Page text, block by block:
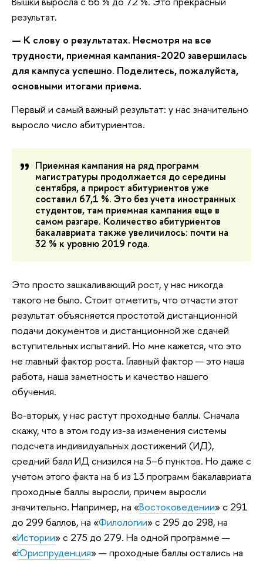
результат.
— К слову о результатах. Несмотря на все
трудности, приемная кампания-2020 завершилась
для кампуса успешно. Поделитесь, пожалуйста,
основными итогами приема.
Первый и самый важный результат: у нас значительно
выросло число абитуриентов.
Приемная кампания на ряд программ
магистратуры продолжается до середины
сентября, а прирост абитуриентов уже
составил 67,1 %. Это без учета иностранных
студентов, там приемная кампания еще в
самом разгаре. Количество абитуриентов
бакалавриата также увеличилось: почти на
32 % к уровню 2019 года.
Это просто зашкаливающий рост, у нас никогда
такого не было. Стоит отметить, что отчасти этот
результат объясняется простотой дистанционной
подачи документов и дистанционной же сдачей
вступительных испытаний. Но мне кажется, что это
не главный фактор роста. Главный фактор — это наша
работа, наша заметность и качество нашего
обучения.
Во-вторых, у нас растут проходные баллы. Сначала
скажу, что в этом году из-за изменения системы
подсчета индивидуальных достижений (ИД),
средний балл ИД снизился на 5–6 пунктов. Но даже с
учетом этого факта на 6 из 13 программ бакалавриата
проходные баллы выросли, причем выросли
значительно. Например, на «Востоковедении» с 291
до 299 баллов, на «Филологии» с 295 до 298, на
«Истории» с 275 до 279. На одной программе —
«Юриспруденция» — проходные баллы остались на